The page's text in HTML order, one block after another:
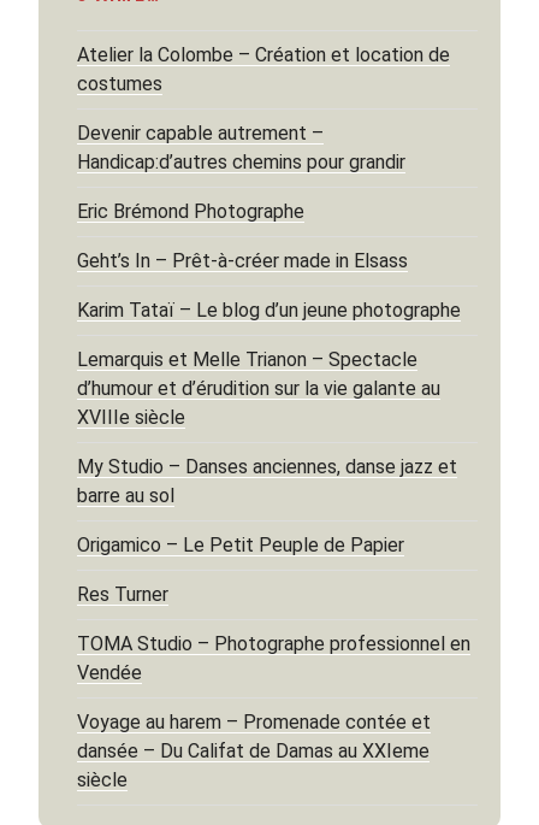
Atelier la Colombe – Création et location de
costumes
Devenir capable autrement –
Handicap:d’autres chemins pour grandir
Eric Brémond Photographe
Geht’s In – Prêt-à-créer made in Elsass
Karim Tataï – Le blog d’un jeune photographe
Lemarquis et Melle Trianon – Spectacle
d’humour et d’érudition sur la vie galante au
XVIIIe siècle
My Studio – Danses anciennes, danse jazz et
barre au sol
Origamico – Le Petit Peuple de Papier
Res Turner
TOMA Studio – Photographe professionnel en
Vendée
Voyage au harem – Promenade contée et
dansée – Du Califat de Damas au XXIeme
siècle